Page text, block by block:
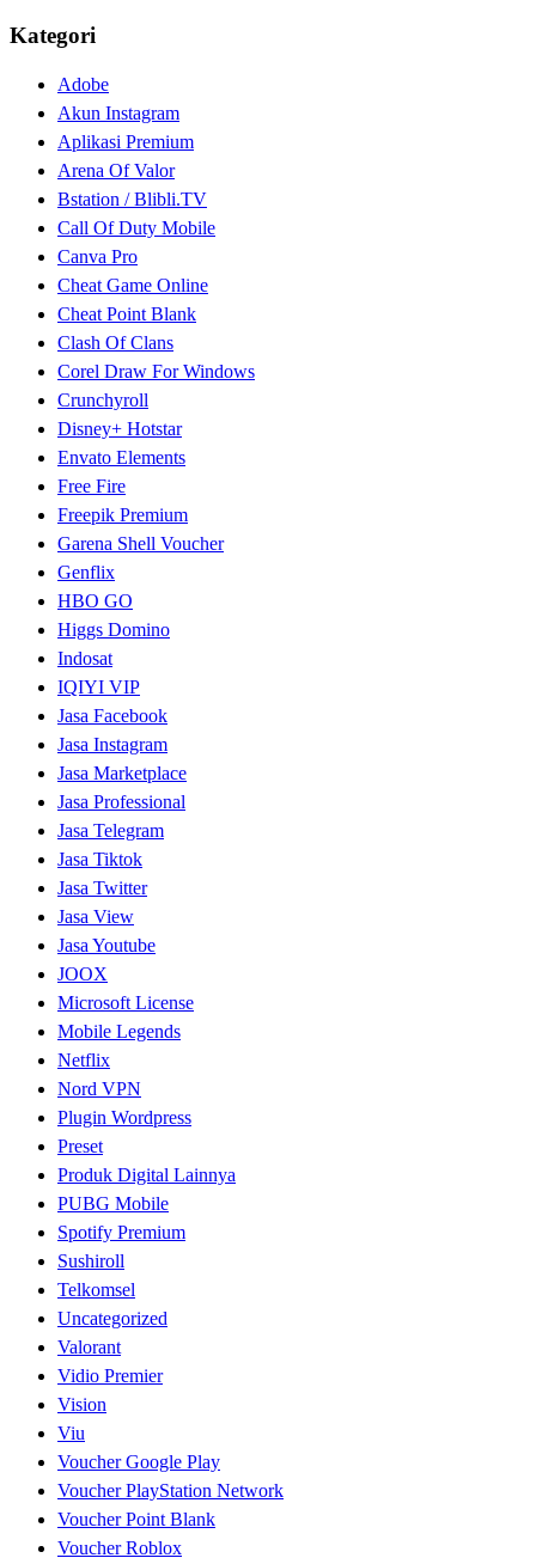
Kategori
Adobe
Akun Instagram
Aplikasi Premium
Arena Of Valor
Bstation / Blibli.TV
Call Of Duty Mobile
Canva Pro
Cheat Game Online
Cheat Point Blank
Clash Of Clans
Corel Draw For Windows
Crunchyroll
Disney+ Hotstar
Envato Elements
Free Fire
Freepik Premium
Garena Shell Voucher
Genflix
HBO GO
Higgs Domino
Indosat
IQIYI VIP
Jasa Facebook
Jasa Instagram
Jasa Marketplace
Jasa Professional
Jasa Telegram
Jasa Tiktok
Jasa Twitter
Jasa View
Jasa Youtube
JOOX
Microsoft License
Mobile Legends
Netflix
Nord VPN
Plugin Wordpress
Preset
Produk Digital Lainnya
PUBG Mobile
Spotify Premium
Sushiroll
Telkomsel
Uncategorized
Valorant
Vidio Premier
Vision
Viu
Voucher Google Play
Voucher PlayStation Network
Voucher Point Blank
Voucher Roblox